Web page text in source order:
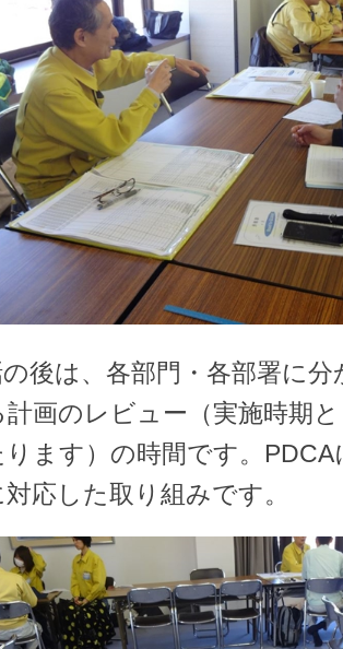
後は、各部門・各部署に
計画のレビュー（実施時期
ります）の時間です。
応した取り組みです。